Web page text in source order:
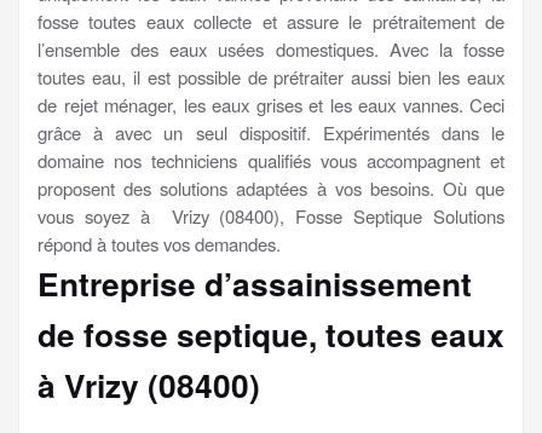
fosse toutes eaux collecte et assure le prétraitement de
l’ensemble des eaux usées domestiques. Avec la fosse
toutes eau, il est possible de prétraiter aussi bien les eaux
de rejet ménager, les eaux grises et les eaux vannes. Ceci
grâce à avec un seul dispositif. Expérimentés dans le
domaine nos techniciens qualifiés vous accompagnent et
proposent des solutions adaptées à vos besoins. Où que
vous soyez à Vrizy (08400), Fosse Septique Solutions
répond à toutes vos demandes.
Entreprise d’assainissement
de fosse septique, toutes eaux
à Vrizy (08400)